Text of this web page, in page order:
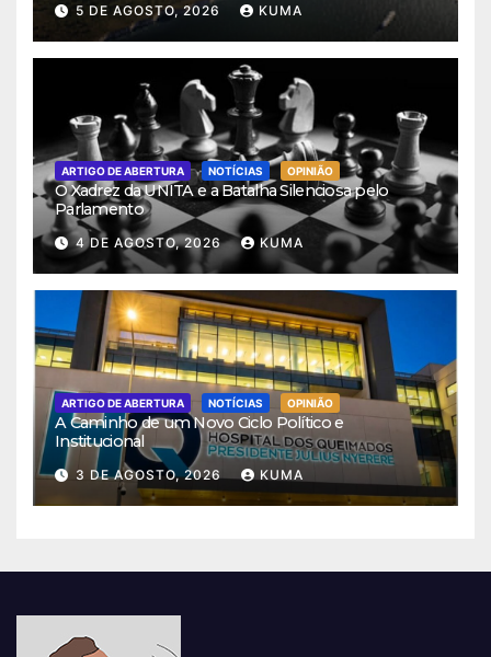
5 DE AGOSTO, 2026 KUMA
ARTIGO DE ABERTURA NOTÍCIAS OPINIÃO
O Xadrez da UNITA e a Batalha Silenciosa pelo
Parlamento
4 DE AGOSTO, 2026 KUMA
ARTIGO DE ABERTURA NOTÍCIAS OPINIÃO
A Caminho de um Novo Ciclo Político e
Institucional
3 DE AGOSTO, 2026 KUMA